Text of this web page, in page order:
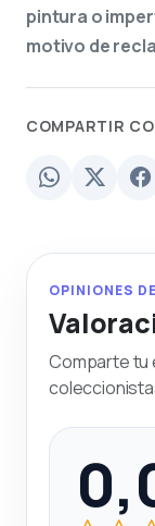
pintura o
motivo de
COMPARTIR
OPINIONES
Comparte tu